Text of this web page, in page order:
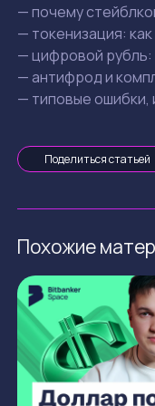
— почему
— токенизация:
— цифровой рубль:
— антифрод и
— типовые ошибки,
Поделиться статьей
Похожие